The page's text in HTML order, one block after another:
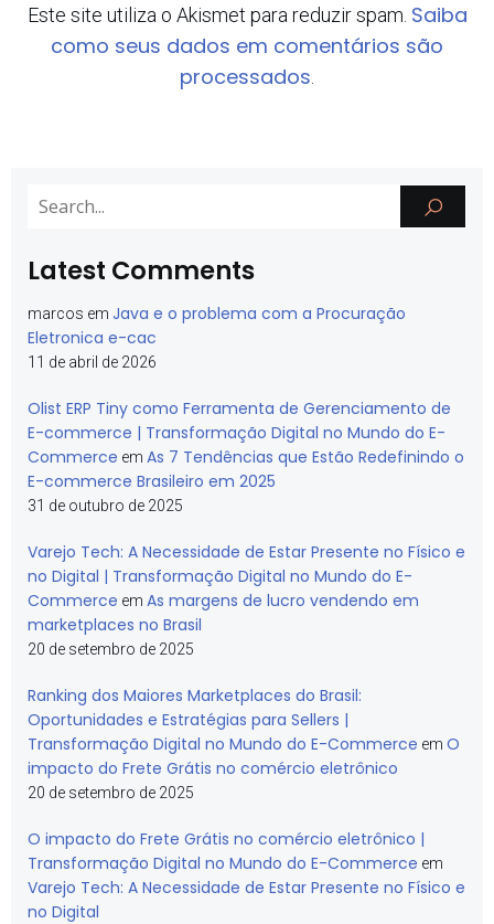
Este site utiliza o Akismet para reduzir spam. Saiba
como seus dados em comentários são
processados.
Latest Comments
marcos em Java e o problema com a Procuração
Eletronica e-cac
11 de abril de 2026
Olist ERP Tiny como Ferramenta de Gerenciamento de
E-commerce | Transformação Digital no Mundo do E-
Commerce em As 7 Tendências que Estão Redefinindo o
E-commerce Brasileiro em 2025
31 de outubro de 2025
Varejo Tech: A Necessidade de Estar Presente no Físico e
no Digital | Transformação Digital no Mundo do E-
Commerce em As margens de lucro vendendo em
marketplaces no Brasil
20 de setembro de 2025
Ranking dos Maiores Marketplaces do Brasil:
Oportunidades e Estratégias para Sellers |
Transformação Digital no Mundo do E-Commerce em O
impacto do Frete Grátis no comércio eletrônico
20 de setembro de 2025
O impacto do Frete Grátis no comércio eletrônico |
Transformação Digital no Mundo do E-Commerce em
Varejo Tech: A Necessidade de Estar Presente no Físico e
no Digital